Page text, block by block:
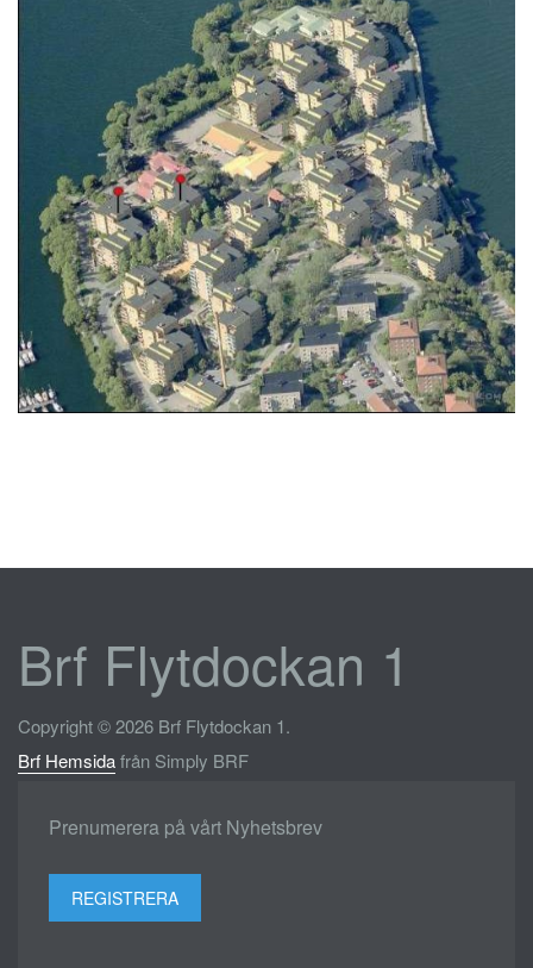
Brf Flytdockan 1
Copyright © 2026 Brf Flytdockan 1.
Brf Hemsidafrån Simply BRF
Prenumerera på vårt Nyhetsbrev
REGISTRERA